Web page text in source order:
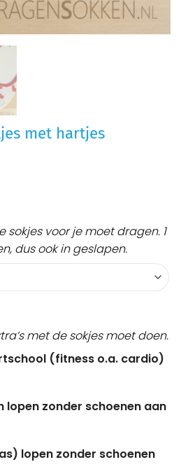
met hartjes
sokjes voor je moet dragen. 1
dus ook in geslapen.
met de sokjes moet doen.
(fitness o.a. cardio)
lopen zonder schoenen aan
lopen zonder schoenen